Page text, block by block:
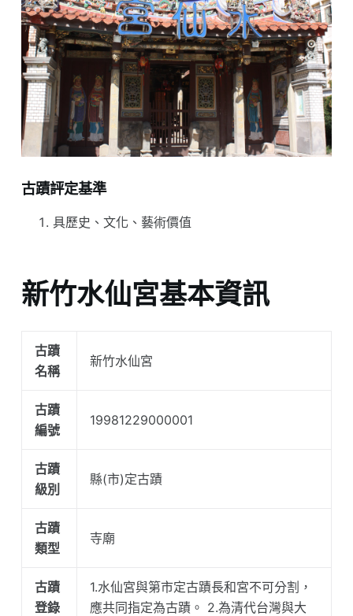
古蹟評定基準
具歷史、文化、藝術價值
新竹水仙宮基本資訊
古蹟
名稱
新竹水仙宮
古蹟
編號
19981229000001
古蹟
級別
縣(市)定古蹟
古蹟
類型
寺廟
古蹟
登錄
1.水仙宮與第市定古蹟長和宮不可分割，
應共同指定為古蹟。 2.為清代台灣與大